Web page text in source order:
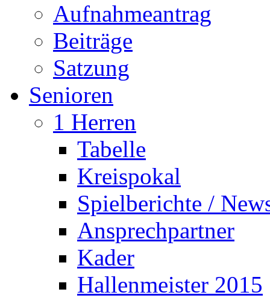
Aufnahmeantrag
Beiträge
Satzung
Senioren
1 Herren
Tabelle
Kreispokal
Spielberichte /
Ansprechpartner
Kader
Hallenmeister 2015